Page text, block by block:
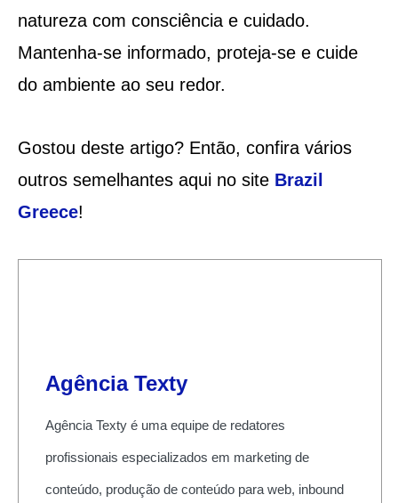
natureza com consciência e cuidado.
Mantenha-se informado, proteja-se e cuide
do ambiente ao seu redor.
Gostou deste artigo? Então, confira vários
outros semelhantes aqui no site Brazil
Greece!
Agência Texty
Agência Texty é uma equipe de redatores
profissionais especializados em marketing de
conteúdo, produção de conteúdo para web, inbound